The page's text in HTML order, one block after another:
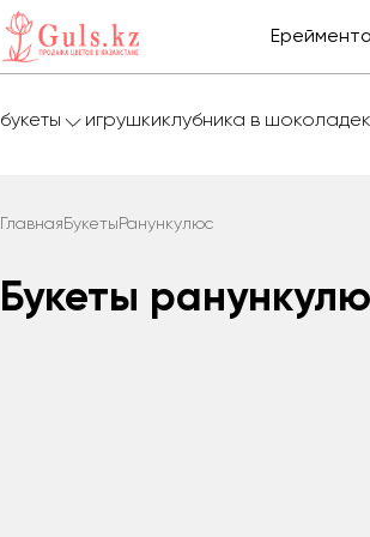
букеты игрушкиклубника в шоколаде
Главная Букеты Ранункулюс
Букеты